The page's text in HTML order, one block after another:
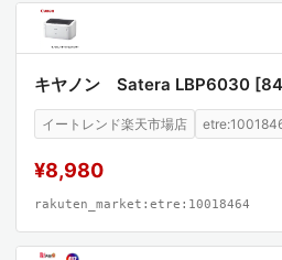
キヤノン Satera LBP6030
イートレンド楽天市場店
¥8,980
rakuten_market:etre:10018464